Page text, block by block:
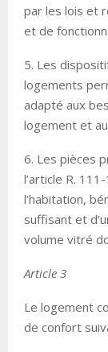
par les lois et
et de
5. Les
logements
adapté aux
logement et
6. Les pièces
l’article R.
l’habitation,
suffisant et
volume vitré
Article 3
Le logement
de confort